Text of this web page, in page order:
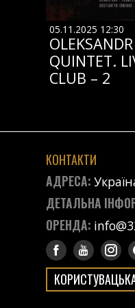
05.11.2025 12:30
QUINTET.
CLUB – 2
КОНТАКТИ
АДРЕСА:
ДЕТАЛЬНА
ОРЕНДА: